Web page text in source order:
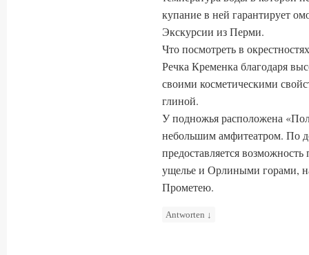
купание в ней гарантирует
Экскурсии из Перми.
Что посмотреть в
Речка Кременка благодаря
своими косметическими
глиной.
У подножья расположена
небольшим амфитеатром. По
предоставляется
ущелье и Орлиными горами,
Прометею.
Antworten ↓